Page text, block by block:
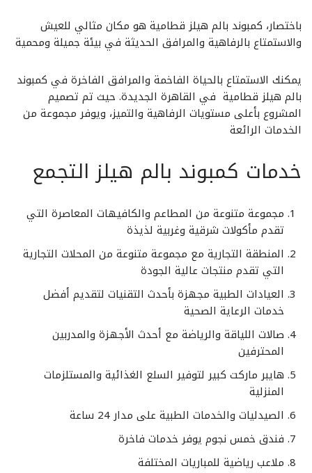
باختصار، كمبوند بالم هيلز قطامية هو مكان مثالي للعيش
والاستمتاع بالرفاهية والمرافق الحديثة في بيئة جميلة ومحمية
يمكنك الاستمتاع بالحياة الفاخمة والمرافق الفاخرة في كمبوند
بالم هيلز قطامية في القاهرة الجديدة. حيث تم تصميم
المشروع بأعلى مستويات الرفاهية والتميز، ويوفر مجموعة من
الخدمات الرائعة
خدمات كمبوند بالم هيلز التجمع
مجموعة متنوعة من المطاعم والكافيهات المعاصرة التي
تقدم مأكولات شرقية وغربية لذيذة
المنطقة التجارية مع مجموعة متنوعة من المحلات التجارية
التي تقدم منتجات عالية الجودة
العيادات الطبية مجهزة بأحدث التقنيات لتقديم أفضل
خدمات الرعاية الصحية
صالات اللياقة والرياضة مع أحدث الأجهزة والمدربين
المحترفين
هايبر ماركت كبير لتوفير السلع الغذائية والمستلزمات
المنزلية
الصيدليات والخدمات الطبية على مدار 24 ساعة
فندق خمس نجوم يوفر خدمات فاخرة
ملاعب رياضية للمباريات المختلفة